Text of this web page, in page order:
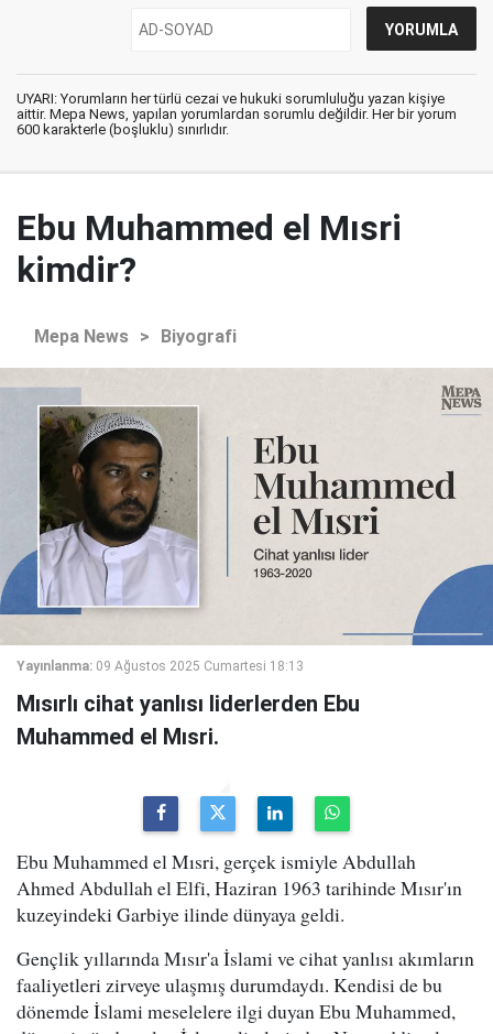
UYARI: Yorumların her türlü cezai ve hukuki sorumluluğu yazan kişiye
aittir. Mepa News, yapılan yorumlardan sorumlu değildir. Her bir yorum
600 karakterle (boşluklu) sınırlıdır.
Ebu Muhammed el Mısri
kimdir?
Mepa News > Biyografi
Yayınlanma: 09 Ağustos 2025 Cumartesi 18:13
Mısırlı cihat yanlısı liderlerden Ebu
Muhammed el Mısri.
Ebu Muhammed el Mısri, gerçek ismiyle Abdullah
Ahmed Abdullah el Elfi, Haziran 1963 tarihinde Mısır'ın
kuzeyindeki Garbiye ilinde dünyaya geldi.
Gençlik yıllarında Mısır'a İslami ve cihat yanlısı akımların
faaliyetleri zirveye ulaşmış durumdaydı. Kendisi de bu
dönemde İslami meselelere ilgi duyan Ebu Muhammed,